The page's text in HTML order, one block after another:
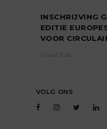
INSCHRIJVING
EDITIE
VOOR
21 april 2026
VOLG ONS